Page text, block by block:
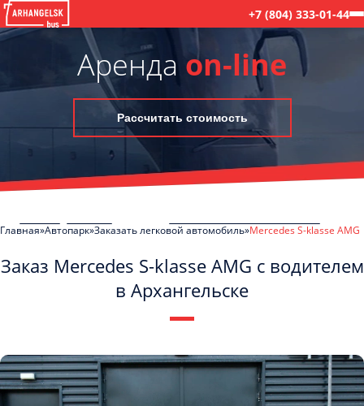
+7 (804) 333-01-44
Аренда on-line
Рассчитать стоимость
Главная Автопарк Заказать легковой автомобиль Mercedes S-klasse AMG
Заказ Mercedes S-klasse AMG с водителем
в Архангельске
Политикой конфиденциальности
ознакомлен(а), даю согласие на